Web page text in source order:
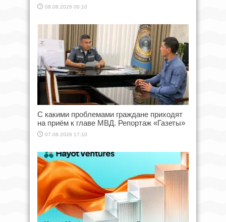
08.08.2026 00:10
С какими проблемами граждане приходят
на приём к главе МВД. Репортаж «Газеты»
07.08.2026 17:10